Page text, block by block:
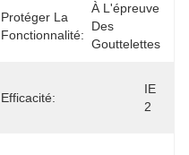
Protéger La
Fonctionnalité:
À L'épreuve
Des
Gouttelettes
Efficacité:
IE
2